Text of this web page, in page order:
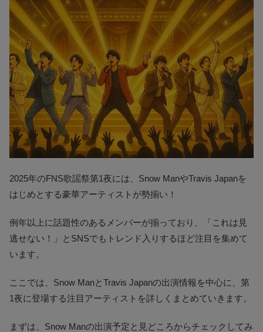
2025年のFNS歌謡祭第1夜には、Snow ManやTravis Japanを
はじめとする豪華アーティストが勢揃い！
例年以上に話題性のあるメンバーが揃っており、「これは見
逃せない！」とSNSでもトレンド入りするほど注目を集めて
います。
ここでは、Snow ManとTravis Japanの出演情報を中心に、第
1夜に登場する注目アーティストを詳しくまとめていきます。
まずは、Snow Manの出演予定と見どころからチェックしてみ